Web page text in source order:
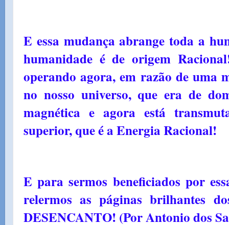
E essa mudança abrange toda a
humanidade é de origem
operando agora, em razão de uma
no nosso universo, que era de
magnética e agora está
superior, que é a Energia Racional!
E para sermos beneficiados por
relermos as páginas brilhantes
DESENCANTO! (Por Antonio dos